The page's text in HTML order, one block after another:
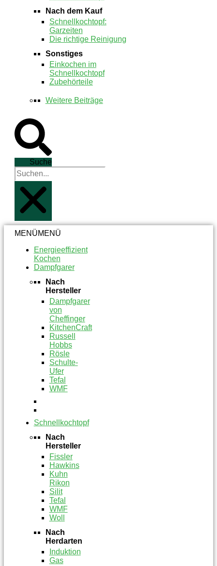
Nach dem Kauf
Schnellkochtopf:
Garzeiten
Die richtige Reinigung
Sonstiges
Einkochen im
Schnellkochtopf
Zubehörteile
Weitere Beiträge
Suche
MENÜMENÜ
Energieeffizient
Kochen
Dampfgarer
Nach
Hersteller
Dampfgarer
von
Cheffinger
KitchenCraft
Russell
Hobbs
Rösle
Schulte-
Ufer
Tefal
WMF
Schnellkochtopf
Nach
Hersteller
Fissler
Hawkins
Kuhn
Rikon
Silit
Tefal
WMF
Woll
Nach
Herdarten
Induktion
Gas